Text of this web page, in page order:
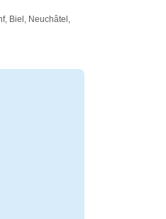
Biel, Neuchâtel,